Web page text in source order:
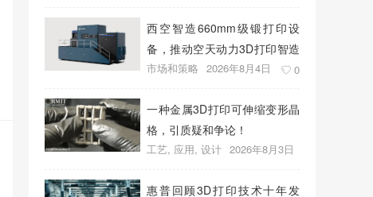
西空智造660mm级锻打印设
备，推动空天动力3D打印智造
升级
市场和策略 2026年8月4日 0
一种金属3D打印可伸缩变形晶
格，引质疑和争论！
工艺, 应用, 设计 2026年8月3日
惠普回顾3D打印技术十年发